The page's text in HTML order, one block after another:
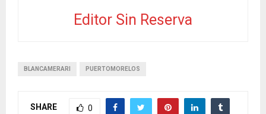
Editor Sin Reserva
BLANCAMERARI PUERTOMORELOS
SHARE 0